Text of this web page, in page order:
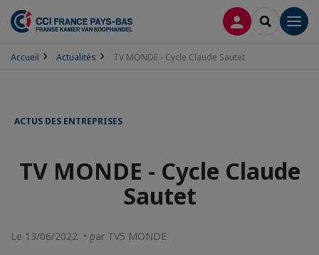
CONNEXION
Accueil Actualités TV MONDE - Cycle Claude Sautet
ACTUS DES ENTREPRISES
TV MONDE - Cycle Claude
Sautet
Le 13/06/2022 • par TV5 MONDE